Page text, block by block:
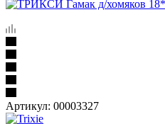
Артикул: 00003327